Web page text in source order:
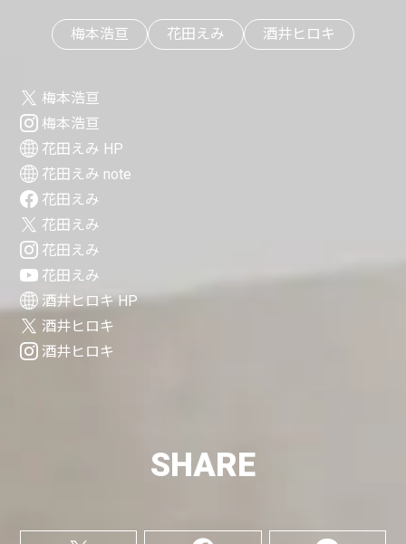
梅本浩亘 花田えみ 酒井ヒロキ
梅本浩亘
梅本浩亘
花田えみ HP
花田えみ note
花田えみ
花田えみ
花田えみ
花田えみ
酒井ヒロキ HP
酒井ヒロキ
酒井ヒロキ
SHARE